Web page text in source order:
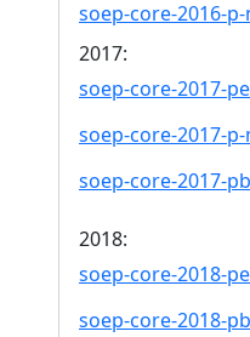
soep-core-2016-
2017:
soep-core-2017-
soep-core-2017-p-
soep-core-2017-
2018:
soep-core-2018-
soep-core-2018-